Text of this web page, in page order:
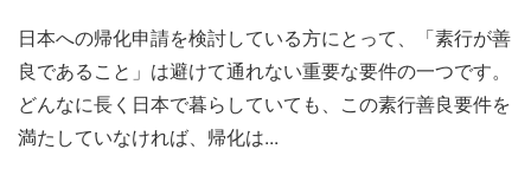
日本への帰化申請を検討している方にとって、「素行が善
良であること」は避けて通れない重要な要件の一つです。
どんなに長く日本で暮らしていても、この素行善良要件を
満たしていなければ、帰化は...